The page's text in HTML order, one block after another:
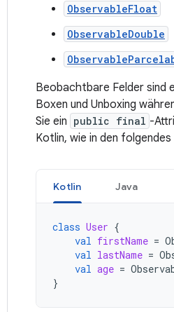
ObservableFloat
ObservableDouble
Beobachtbare Felder sind
Boxen und Unboxing
Sie ein public final -
Kotlin, wie in den folgendes
Kotlin Java
class User {
val firstName =
val lastName =
val age =
}